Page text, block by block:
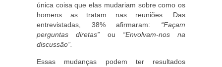
única coisa que elas mudariam sobre como os
homens as tratam nas reuniões. Das
entrevistadas, 38% afirmaram: “Façam
perguntas diretas” ou “Envolvam-nos na
discussão”.
Essas mudanças podem ter resultados